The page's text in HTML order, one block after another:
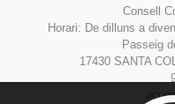
Consell
Horari: De dilluns a
Passeig
17430 SANTA